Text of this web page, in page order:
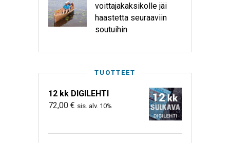
voittajakaksikolle jäi
haastetta seuraaviin
soutuihin
TUOTTEET
12 kk DIGILEHTI
72,00 € sis. alv. 10%